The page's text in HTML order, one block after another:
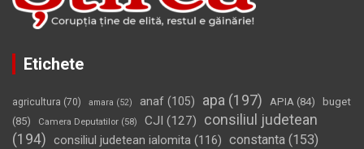
Etichete
agricultura (70) amara (52) anaf (105) apa (197) APIA (84)
buget
(85)
Camera Deputatilor (58) CJI (127)
consiliul judetean
(194) consiliul judetean ialomita (116) constanta (153)